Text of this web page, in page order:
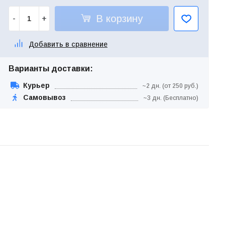
- + В корзину
Добавить в сравнение
Варианты доставки:
Курьер ~2 дн. (от 250 руб.)
Самовывоз ~3 дн. (Бесплатно)